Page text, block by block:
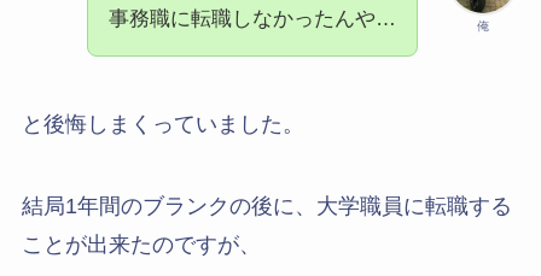
俺
事務職に転職しなかったんや…
と後悔しまくっていました。
結局1年間のブランクの後に、大学職員に転職する
ことが出来たのですが、